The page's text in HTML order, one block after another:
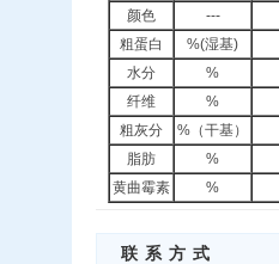
颜色
---
粗蛋白
%(湿基)
水分
%
纤维
%
粗灰分
%（干基）
脂肪
%
黄曲霉素
%
联系方式